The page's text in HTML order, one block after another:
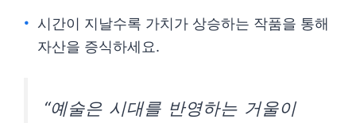
시간이 지날수록 가치가 상승하는 작품을 통해
자산을 증식하세요.
“예술은 시대를 반영하는 거울이